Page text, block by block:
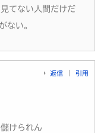
てない人間だけだ
ない。
返信 引用
けられん